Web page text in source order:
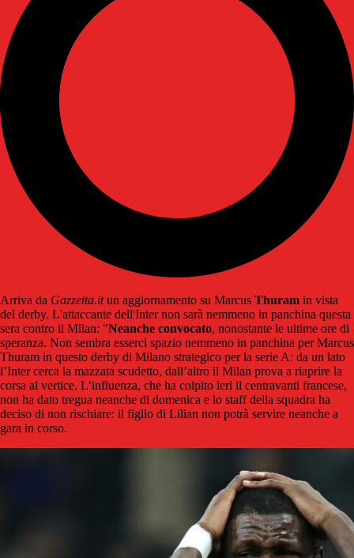
Arriva da Gazzetta.itun aggiornamento su Marcus Thuram in vista
del derby. L'attaccante dell'Inter non sarà nemmeno in panchina questa
sera contro il Milan: "Neanche convocato, nonostante le ultime ore di
speranza. Non sembra esserci spazio nemmeno in panchina per Marcus
Thuram in questo derby di Milano strategico per la serie A: da un lato
l’Inter cerca la mazzata scudetto, dall’altro il Milan prova a riaprire la
corsa al vertice. L’influenza, che ha colpito ieri il centravanti francese,
non ha dato tregua neanche di domenica e lo staff della squadra ha
deciso di non rischiare: il figlio di Lilian non potrà servire neanche a
gara in corso.